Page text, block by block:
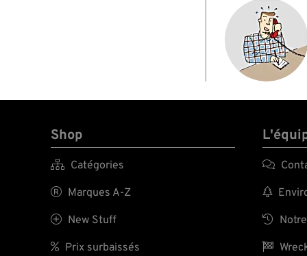
Shop
 Catégories
 Marques A-Z
 New Stuff
 Prix surbaissés



